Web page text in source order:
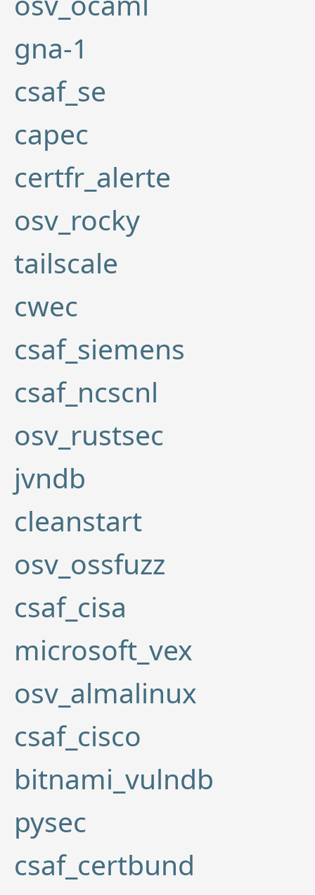
gna-1
csaf_se
capec
certfr_alerte
osv_rocky
tailscale
cwec
csaf_siemens
csaf_ncscnl
osv_rustsec
jvndb
cleanstart
osv_ossfuzz
csaf_cisa
microsoft_vex
osv_almalinux
csaf_cisco
bitnami_vulndb
pysec
csaf_certbund